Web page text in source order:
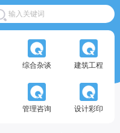
综合杂谈 建筑工程
管理咨询 设计彩印